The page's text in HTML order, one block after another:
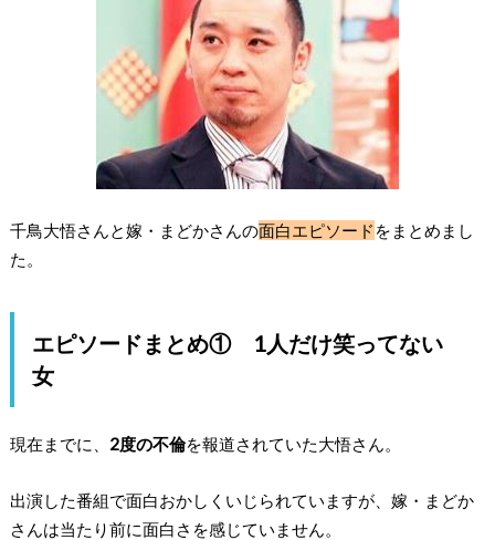
千鳥大悟さんと嫁・まどかさんの面白エピソード をまとめまし
た。
エピソードまとめ① 1人だけ笑ってない
女
現在までに、 2度の不倫を報道されていた大悟さん。
出演した番組で面白おかしくいじられていますが、嫁・まどか
さんは当たり前に面白さを感じていません。